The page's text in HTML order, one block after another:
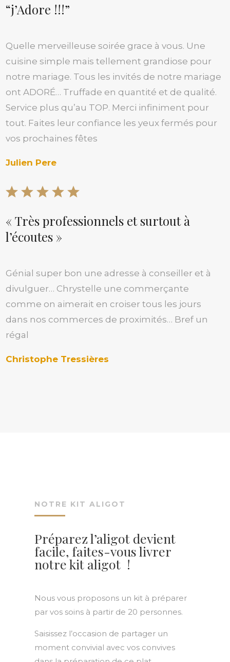
“j’Adore !!!”
Quelle merveilleuse soirée grace à vous. Une
cuisine simple mais tellement grandiose pour
notre mariage. Tous les invités de notre mariage
ont ADORÉ… Truffade en quantité et de qualité.
Service plus qu’au TOP. Merci infiniment pour
tout. Faites leur confiance les yeux fermés pour
vos prochaines fêtes
Julien Pere
« Très professionnels et surtout à
l’écoutes »
Génial super bon une adresse à conseiller et à
divulguer… Chrystelle une commerçante
comme on aimerait en croiser tous les jours
dans nos commerces de proximités… Bref un
régal
Christophe Tressières
NOTRE KIT ALIGOT
Préparez l’aligot devient
facile, faites-vous livrer
notre kit aligot !
Nous vous proposons un kit à préparer
par vos soins à partir de 20 personnes.
Saisissez l’occasion de partager un
moment convivial avec vos convives